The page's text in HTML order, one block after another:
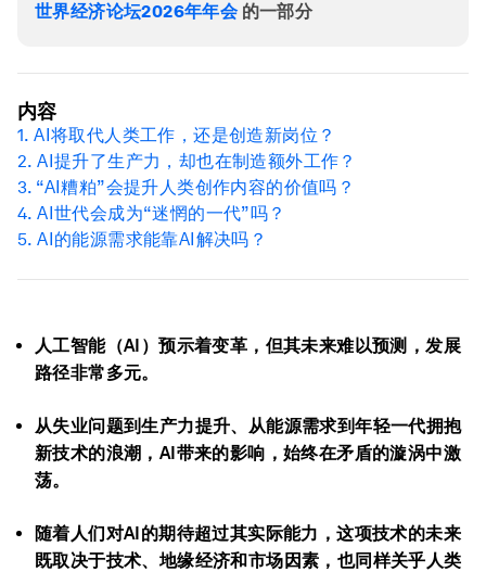
世界经济论坛2026年年会的一部分
人工智能（AI）预示着变革，但其未来难以预测，发展
路径非常多元。
从失业问题到生产力提升、从能源需求到年轻一代拥抱
新技术的浪潮，AI带来的影响，始终在矛盾的漩涡中激
荡。
随着人们对AI的期待超过其实际能力，这项技术的未来
既取决于技术、地缘经济和市场因素，也同样关乎人类
内容
1. AI将取代人类工作，还是创造新岗位？
2. AI提升了生产力，却也在制造额外工作？
3. “AI糟粕”会提升人类创作内容的价值吗？
4. AI世代会成为“迷惘的一代”吗？
5. AI的能源需求能靠AI解决吗？